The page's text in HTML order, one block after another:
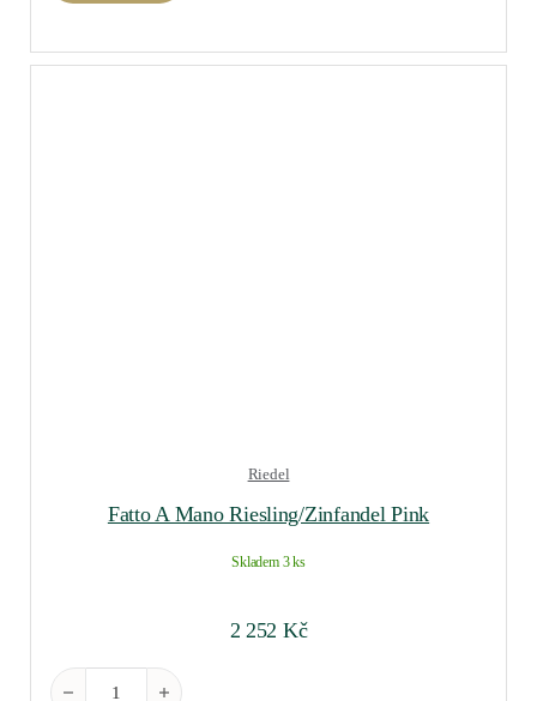
Riedel
Fatto A Mano Riesling/Zinfandel Pink
Skladem 3 ks
2 252 Kč
Fatto A Mano Riesling/Zinfandel Pink množství